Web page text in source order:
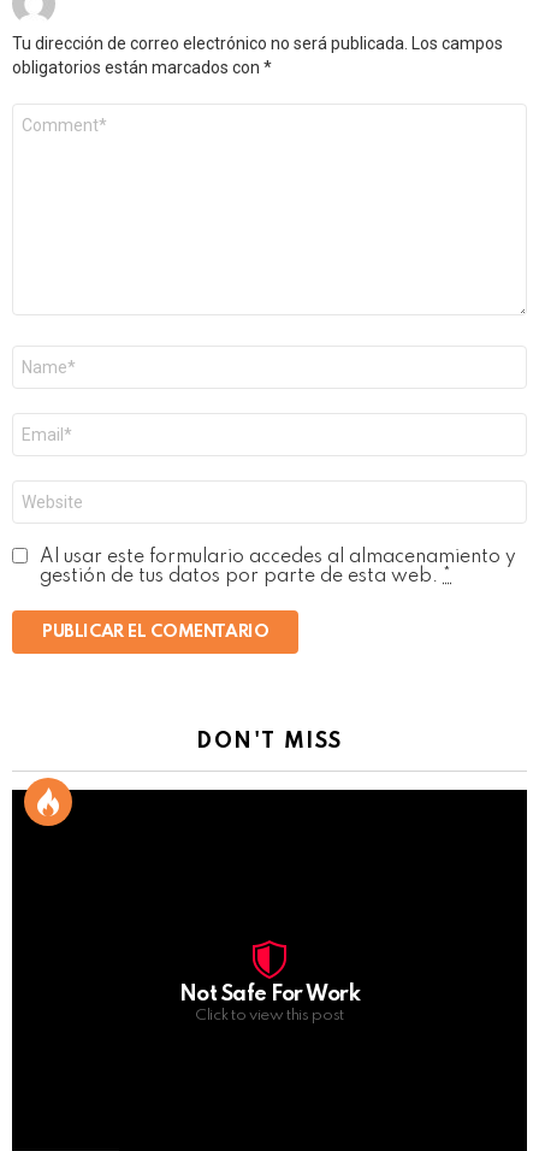
Tu dirección de correo electrónico no será publicada. Los campos
obligatorios están marcados con *
electrónico
*
Al usar este formulario accedes al almacenamiento y
gestión de tus datos por parte de esta web. *
DON'T MISS
Not Safe For Work
Click to view this post